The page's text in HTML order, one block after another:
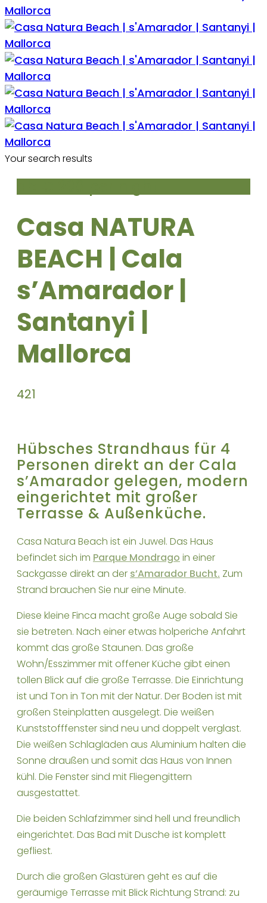
Your search results
Casa NATURA
BEACH | Cala
s’Amarador |
Santanyi |
Mallorca
421
Hübsches Strandhaus für 4
Personen direkt an der Cala
s’Amarador gelegen, modern
eingerichtet mit großer
Terrasse & Außenküche.
Casa Natura Beach ist ein Juwel. Das Haus
befindet sich im Parque Mondrago in einer
Sackgasse direkt an der s’Amarador Bucht. Zum
Strand brauchen Sie nur eine Minute.
Diese kleine Finca macht große Auge sobald Sie
sie betreten. Nach einer etwas holperiche Anfahrt
kommt das große Staunen. Das große
Wohn/Esszimmer mit offener Küche gibt einen
tollen Blick auf die große Terrasse. Die Einrichtung
ist und Ton in Ton mit der Natur. Der Boden ist mit
großen Steinplatten ausgelegt. Die weißen
Kunststofffenster sind neu und doppelt verglast.
Die weißen Schlagläden aus Aluminium halten die
Sonne draußen und somit das Haus von Innen
kühl. Die Fenster sind mit Fliegengittern
ausgestattet.
Die beiden Schlafzimmer sind hell und freundlich
eingerichtet. Das Bad mit Dusche ist komplett
gefliest.
Durch die großen Glastüren geht es auf die
geräumige Terrasse mit Blick Richtung Strand: zu